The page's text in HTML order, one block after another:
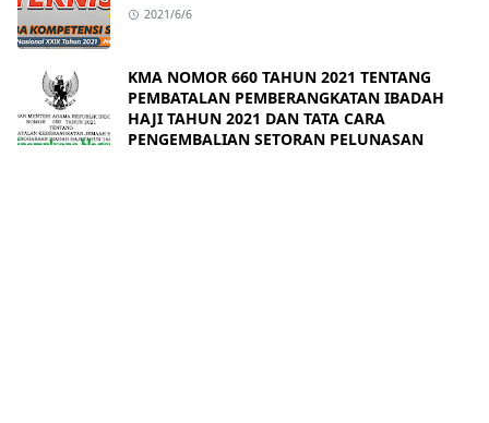
2021/6/6
KMA NOMOR 660 TAHUN 2021 TENTANG
PEMBATALAN PEMBERANGKATAN IBADAH
HAJI TAHUN 2021 DAN TATA CARA
PENGEMBALIAN SETORAN PELUNASAN